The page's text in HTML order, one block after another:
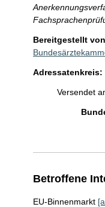
Bereitgestellt
Adressatenkreis:
Versendet
Betroffene
EU-Binnenmarkt